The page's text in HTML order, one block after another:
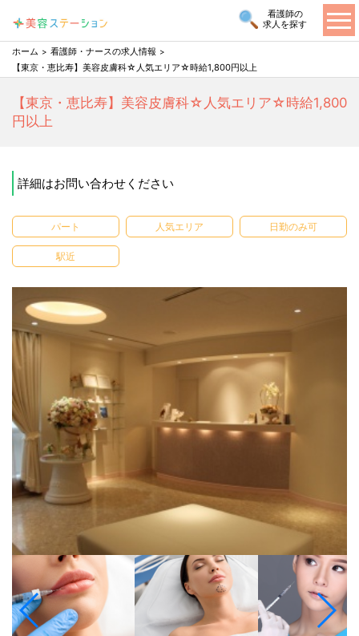
看護師の
求人を探す
ホーム
看護師・ナースの求人情報
【東京・恵比寿】美容皮膚科☆人気エリア☆時給1,800円以上
【東京・恵比寿】美容皮膚科☆人気エリア☆時給1,800
円以上
詳細はお問い合わせください
パート 人気エリア 日勤のみ可
駅近